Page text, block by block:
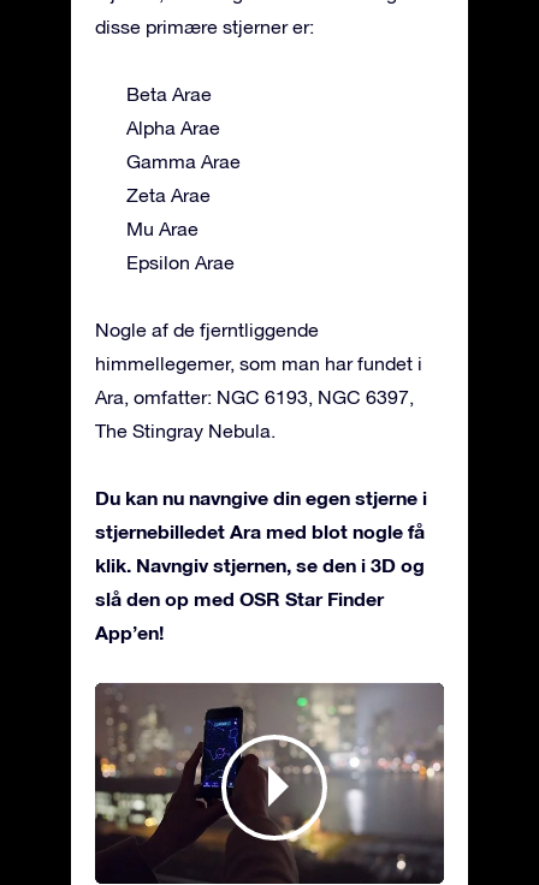
disse primære stjerner er:
Beta Arae
Alpha Arae
Gamma Arae
Zeta Arae
Mu Arae
Epsilon Arae
Nogle af de fjerntliggende
himmellegemer, som man har fundet i
Ara, omfatter: NGC 6193, NGC 6397,
The Stingray Nebula.
Du kan nu navngive din egen stjerne i
stjernebilledet Ara med blot nogle få
klik. Navngiv stjernen, se den i 3D og
slå den op med OSR Star Finder
App’en!